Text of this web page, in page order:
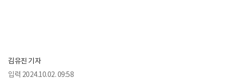
김유진 기자
입력 2024.10.02. 09:58